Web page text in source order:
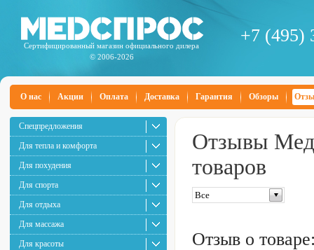
Сертифицированный магазин официального дилера
© 2006-2026
+7 (495)
О нас Акции Оплата Доставка Гарантия Обзоры
Спецпредложения
Для тепла и комфорта
Для похудения
Для спорта
Для отдыха
Для массажа
Для красоты
Отзывы
товаров
Все
Отзыв о